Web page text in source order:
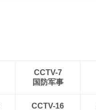
CCTV-7
国防军事
CCTV-16